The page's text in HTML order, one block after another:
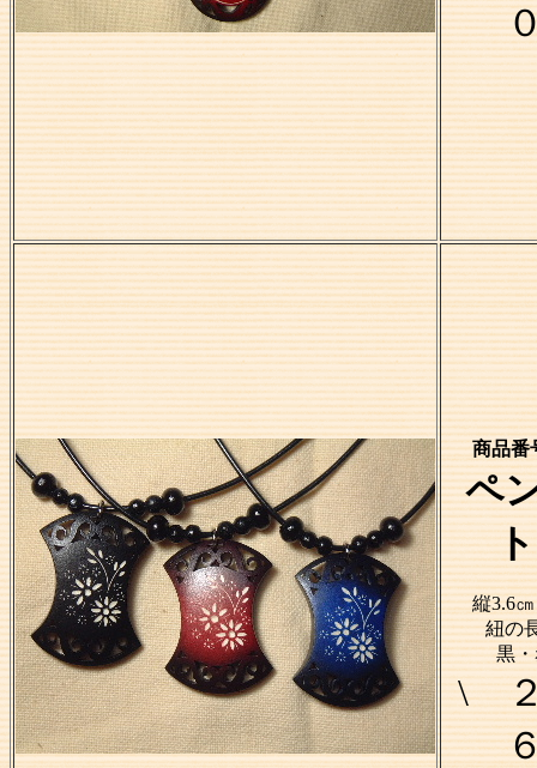
商品
ペ
ト
縦3.6
紐の
黒
\